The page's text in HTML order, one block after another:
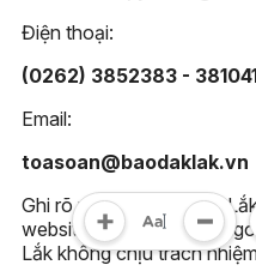
Điện thoại:
(0262) 3852383 -
Email:
toasoan@baodaklak.vn
Ghi rõ nguồn "Báo Đắk
website này. Các trang
Lắk không chịu trách